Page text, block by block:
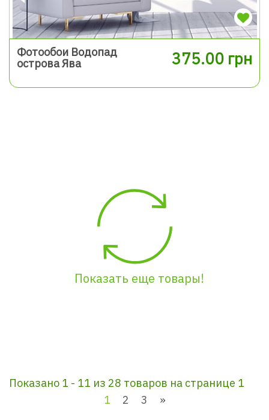
Фотообои Водопад
острова Ява
375.00 грн
Показать еще товары!
Показано 1 - 11 из 28 товаров на странице 1
1
2 3 »